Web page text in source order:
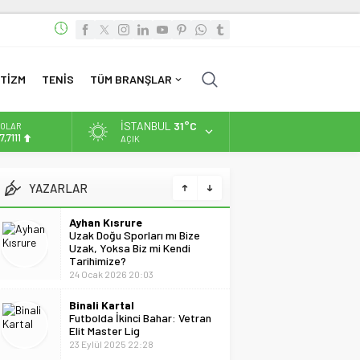
TENİS TÜM BRANŞLAR
55,1881
BİST
İSTANBUL 31°C
AÇIK
YAZARLAR
Ayhan Kısrure
Uzak Doğu Sporları mı Bize
Uzak, Yoksa Biz mi Kendi
Tarihimize?
24 Ocak 2026 20:03
Futbolda İkinci Bahar: Vetran
Elit Master Lig
23 Eylül 2025 22:28